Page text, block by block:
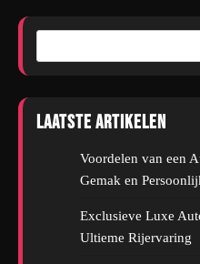
Laatste artikelen
Voordelen van een
Gemak en
Exclusieve Luxe
Ultieme Rijervaring